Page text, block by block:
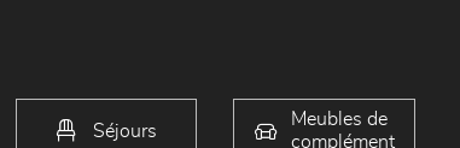
Séjours
Meubles de
complément